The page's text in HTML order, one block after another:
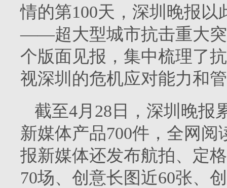
情的第100天，深圳晚报以
——超大型城市抗击重大突
个版面见报，集中梳理了
视深圳的危机应对能力和
截至4月28日，深圳晚报
新媒体产品700件，全网
报新媒体还发布航拍、定
70场、创意长图近60张、